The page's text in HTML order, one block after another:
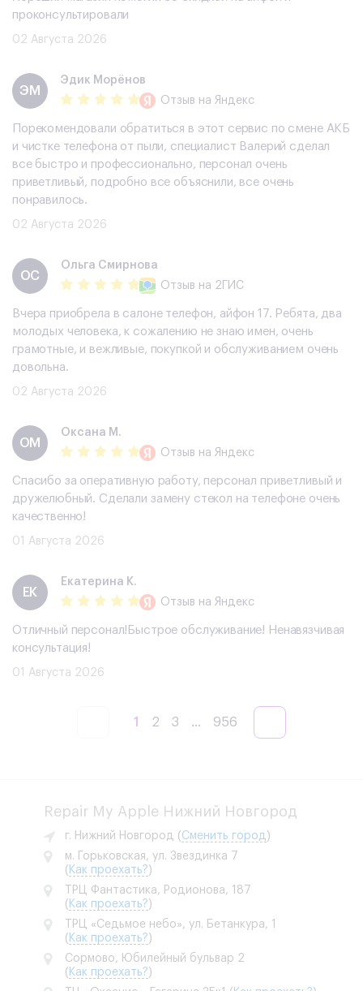
проконсультировали
02 Августа 2026
ЭМ
Эдик Морёнов
Отзыв на Яндекс
Порекомендовали обратиться в этот сервис по смене АКБ
и чистке телефона от пыли, специалист Валерий сделал
все быстро и профессионально, персонал очень
приветливый, подробно все объяснили, все очень
понравилось.
02 Августа 2026
ОС
Ольга Смирнова
Отзыв на 2ГИС
Вчера приобрела в салоне телефон, айфон 17. Ребята, два
молодых человека, к сожалению не знаю имен, очень
грамотные, и вежливые, покупкой и обслуживанием очень
довольна.
02 Августа 2026
ОМ
Оксана М.
Отзыв на Яндекс
Спасибо за оперативную работу, персонал приветливый и
дружелюбный. Сделали замену стекол на телефоне очень
качественно!
01 Августа 2026
ЕК
Екатерина К.
Отзыв на Яндекс
Отличный персонал!Быстрое обслуживание! Ненавязчивая
консультация!
01 Августа 2026
1 2 3 ... 956
Repair My Apple Нижний Новгород
г. Нижний Новгород ( Сменить город )
м. Горьковская, ул. Звездинка 7
( Как проехать? )
ТРЦ Фантастика, Родионова, 187
( Как проехать? )
ТРЦ «Седьмое небо», ул. Бетанкура, 1
( Как проехать? )
Сормово, Юбилейный бульвар 2
( Как проехать? )